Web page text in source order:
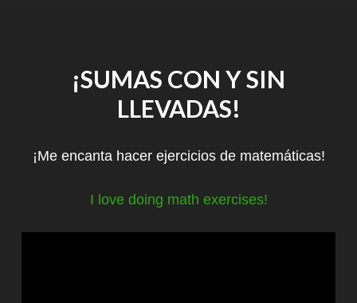
¡SUMAS CON Y SIN
LLEVADAS!
¡Me encanta hacer ejercicios de matemáticas!
I love doing math exercises!